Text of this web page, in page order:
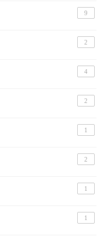
9
2
4
2
1
2
1
1